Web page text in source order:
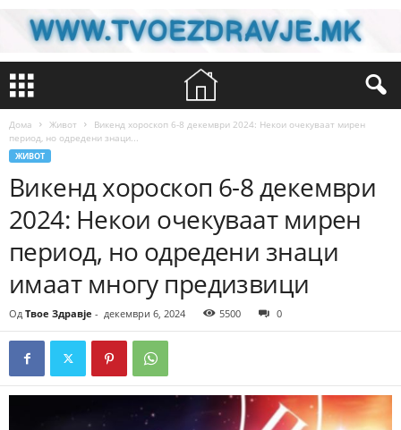
Дома Живот
Викенд хороскоп 6-8 декември 2024: Некои очекуваат мирен
период, но одредени знаци...
ЖИВОТ
Викенд хороскоп 6-8 декември
2024: Некои очекуваат мирен
период, но одредени знаци
имаат многу предизвици
Од Твое Здравје - декември 6, 2024 5500 0